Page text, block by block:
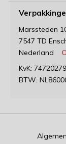
Marssteden
7547 TD
Nederland
KvK: 74720279
BTW: